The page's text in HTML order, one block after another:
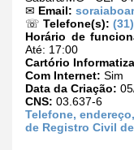
✉ Email:
☏ Telefone(s):
Horário de
Até: 17:00
Cartório
Com Internet: Sim
Data da Criação:
CNS: 03.637-6
Telefone,
de Registro Civil